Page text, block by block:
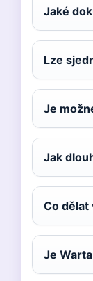
Jaké
Lze
Je
Jak
Co dělat
Je